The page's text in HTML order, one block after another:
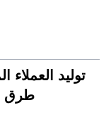
توليد العملاء
طرق